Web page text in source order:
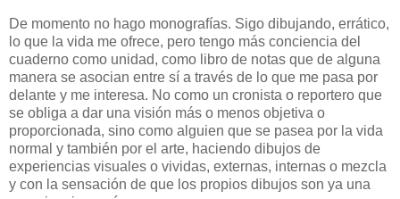
De momento no hago monografías. Sigo dibujando, errático,
lo que la vida me ofrece, pero tengo más conciencia del
cuaderno como unidad, como libro de notas que de alguna
manera se asocian entre sí a través de lo que me pasa por
delante y me interesa. No como un cronista o reportero que
se obliga a dar una visión más o menos objetiva o
proporcionada, sino como alguien que se pasea por la vida
normal y también por el arte, haciendo dibujos de
experiencias visuales o vividas, externas, internas o mezcla
y con la sensación de que los propios dibujos son ya una